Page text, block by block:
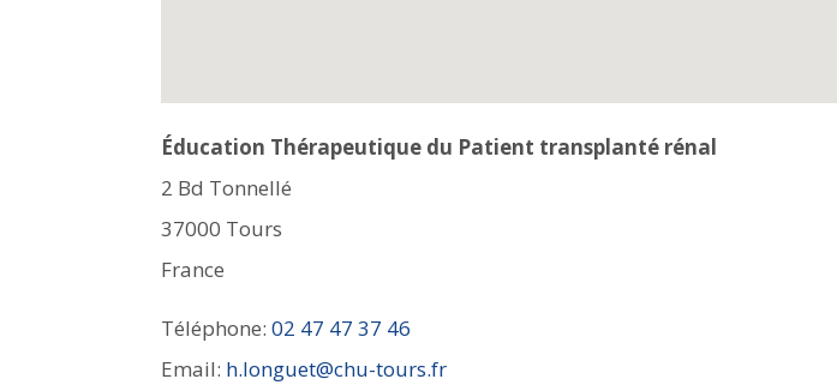
Éducation Thérapeutique du Patient transplanté rénal
2 Bd Tonnellé
37000 Tours
France
Téléphone:02 47 47 37 46
Email: h.longuet@chu-tours.fr